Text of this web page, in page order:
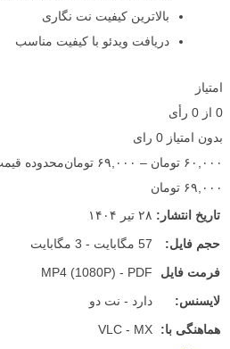
بالاترین کیفیت نت نگاری
دریافت ویدئو با کیفیت مناسب
امتیاز
0 از 0 رأی
بدون امتیاز 0 رای
۶۰,۰۰۰ تومان – ۶۹,۰۰۰ تومان
۶۹,۰۰۰ تومان
تاریخ انتشار: ۲۸ تیر ۱۴۰۴
حجم فایل:
57 مگابایت - 3 مگابایت
فرمت فایل
MP4 (1080P) - PDF
لایسنس:
دارد - نت دو
هماهنگی با:
VLC - MX